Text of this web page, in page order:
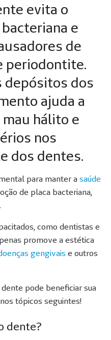
evita o
e
de
periodontite.
depósitos dos
ajuda a
hálito e
nos
dos dentes.
para manter a saúde
de placa bacteriana,
como dentistas e
promove a estética
gengivais e outros
pode beneficiar sua
tópicos seguintes!
dente?